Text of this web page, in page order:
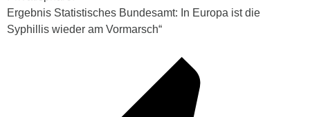
Ergebnis Statistisches Bundesamt: In Europa ist die
Syphillis wieder am Vormarsch“